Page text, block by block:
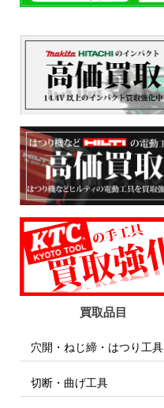
買取品目
穴開・ねじ締・はつり工具
切断・曲げ工具